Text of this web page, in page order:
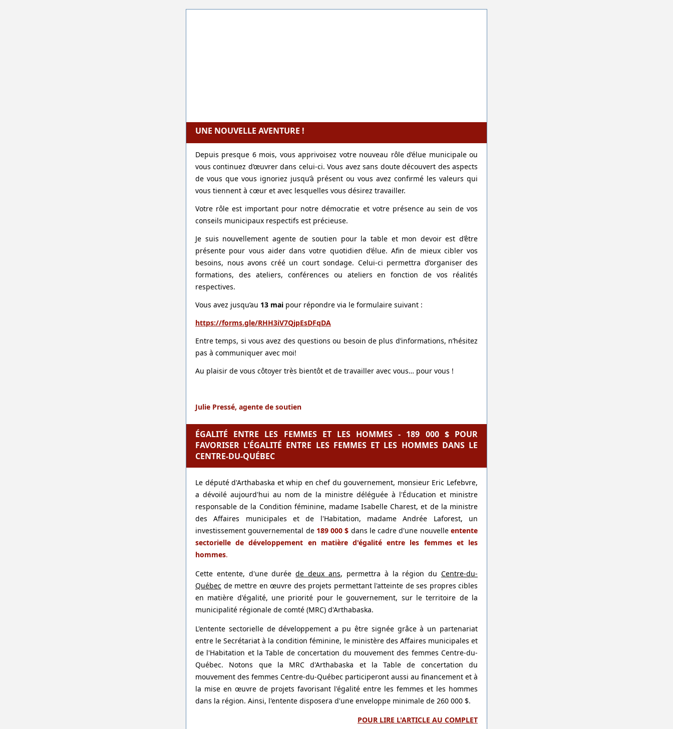
UNE NOUVELLE AVENTURE !
Depuis presque 6 mois, vous apprivoisez votre nouveau rôle d’élue municipale ou
vous continuez d’œuvrer dans celui-ci. Vous avez sans doute découvert des aspects
de vous que vous ignoriez jusqu’à présent ou vous avez confirmé les valeurs qui
vous tiennent à cœur et avec lesquelles vous désirez travailler.
Votre rôle est important pour notre démocratie et votre présence au sein de vos
conseils municipaux respectifs est précieuse.
Je suis nouvellement agente de soutien pour la table et mon devoir est d’être
présente pour vous aider dans votre quotidien d’élue. Afin de mieux cibler vos
besoins, nous avons créé un court sondage. Celui-ci permettra d’organiser des
formations, des ateliers, conférences ou ateliers en fonction de vos réalités
respectives.
Vous avez jusqu’au 13 mai pour répondre via le formulaire suivant :
https://forms.gle/RHH3iV7QjpEsDFqDA
Entre temps, si vous avez des questions ou besoin de plus d’informations, n’hésitez
pas à communiquer avec moi!
Au plaisir de vous côtoyer très bientôt et de travailler avec vous… pour vous !
Julie Pressé, agente de soutien
ÉGALITÉ ENTRE LES FEMMES ET LES HOMMES - 189 000 $ POUR
FAVORISER L'ÉGALITÉ ENTRE LES FEMMES ET LES HOMMES DANS LE
CENTRE-DU-QUÉBEC
Le député d'Arthabaska et whip en chef du gouvernement, monsieur Eric Lefebvre,
a dévoilé aujourd'hui au nom de la ministre déléguée à l'Éducation et ministre
responsable de la Condition féminine, madame Isabelle Charest, et de la ministre
des Affaires municipales et de l'Habitation, madame Andrée Laforest, un
investissement gouvernemental de 189 000 $ dans le cadre d'une nouvelleentente
sectorielle de développement en matière d'égalité entre les femmes et les
hommes.
Cette entente, d'une duréede deux ans, permettra à la région duCentre-du-
Québec de mettre en œuvre des projets permettant l'atteinte de ses propres cibles
en matière d'égalité, une priorité pour le gouvernement, sur le territoire de la
municipalité régionale de comté (MRC) d'Arthabaska.
L'entente sectorielle de développement a pu être signée grâce à un partenariat
entre le Secrétariat à la condition féminine, le ministère des Affaires municipales et
de l'Habitation et la Table de concertation du mouvement des femmes Centre-du-
Québec. Notons que la MRC d'Arthabaska et la Table de concertation du
mouvement des femmes Centre-du-Québec participeront aussi au financement et à
la mise en œuvre de projets favorisant l'égalité entre les femmes et les hommes
dans la région. Ainsi, l'entente disposera d'une enveloppe minimale de 260 000 $.
POUR LIRE L'ARTICLE AU COMPLET